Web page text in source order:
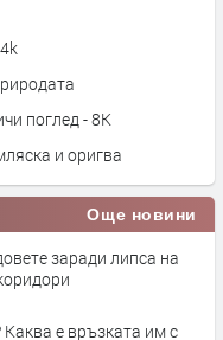
поглед - 8К
и оригва
Още новини
заради липса на
е връзката им с